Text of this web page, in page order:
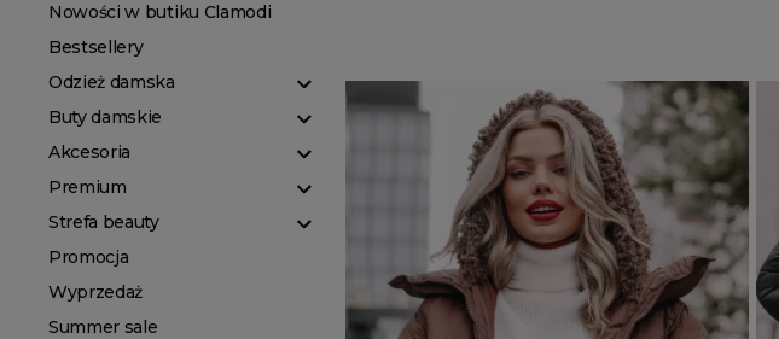
Nowości w butiku Clamodi
Bestsellery
Odzież damska
Buty damskie
Akcesoria
Premium
Strefa beauty
Promocja
Wyprzedaż
Summer sale